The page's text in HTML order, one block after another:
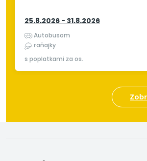
25.8.2026 - 31.8.2026
Autobusom
raňajky
s poplatkami za os.